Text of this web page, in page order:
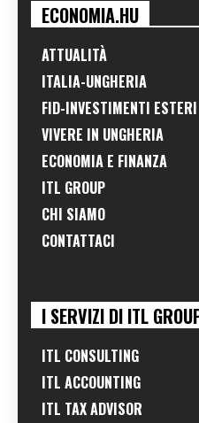
ECONOMIA.HU
ATTUALITÀ
ITALIA-UNGHERIA
FID-INVESTIMENTI ESTERI
VIVERE IN UNGHERIA
ECONOMIA E FINANZA
ITL GROUP
CHI SIAMO
CONTATTACI
I SERVIZI DI ITL
ITL CONSULTING
ITL ACCOUNTING
ITL TAX ADVISOR